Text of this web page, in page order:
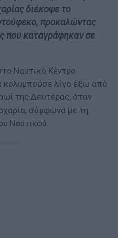
διέκοψε το
προκαλώντας
που καταγράφηκαν σε
Ναυτικό Κέντρο
κολυμπούσε λίγο έξω από
της Δευτέρας, όταν
σύμφωνα με τη
Ναυτικού.